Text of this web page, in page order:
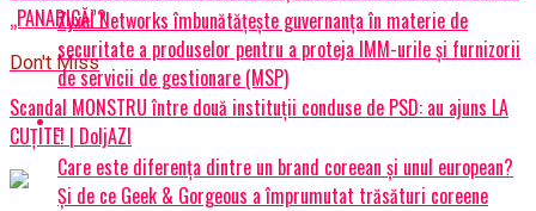
„PANARICĂ”?
Don't Miss
Scandal MONSTRU între două instituții conduse de PSD: au ajuns LA
CUȚITE! | DoljAZI
Zyxel Networks îmbunătățește guvernanța în materie de
securitate a produselor pentru a proteja IMM-urile și furnizorii
de servicii de gestionare (MSP)
Care este diferența dintre un brand coreean și unul european?
Și de ce Geek & Gorgeous a împrumutat trăsături coreene